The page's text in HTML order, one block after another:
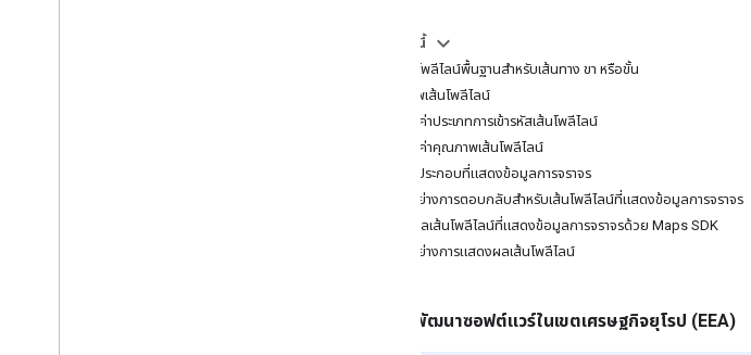
ในหน้านี้
ขอเส้นโพลีไลน์พื้นฐานสำหรับเส้นทาง ขา หรือขั้น
คุณภาพเส้นโพลีไลน์
กำหนดค่าประเภทการเข้ารหัสเส้นโพลีไลน์
กำหนดค่าคุณภาพเส้นโพลีไลน์
ขอเส้นประกอบที่แสดงข้อมูลการจราจร
ตัวอย่างการตอบกลับสำหรับเส้นโพลีไลน์ที่แสดงข้อมูลการจราจร
แสดงผลเส้นโพลีไลน์ที่แสดงข้อมูลการจราจรด้วย Maps SDK
ตัวอย่างการแสดงผลเส้นโพลีไลน์
นักพัฒนาซอฟต์แวร์ในเขตเศรษฐกิจยุโรป (EEA)